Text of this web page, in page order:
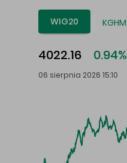
WIG20 KGHM
4022.16 0.94%
06 sierpnia 2026 15:10